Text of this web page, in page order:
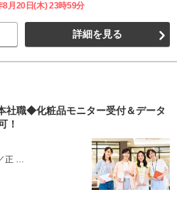
8月20日(木) 23時59分
詳細を見る
社職◆化粧品モニター受付＆データ
！
正 …